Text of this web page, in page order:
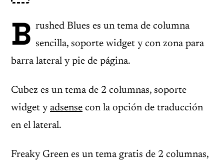
B rushed Blues es un tema de columna
sencilla, soporte widget y con zona para
barra lateral y pie de página.
Cubez es un tema de 2 columnas, soporte
widget y adsense con la opción de traducción
en el lateral.
Freaky Green es un tema gratis de 2 columnas,